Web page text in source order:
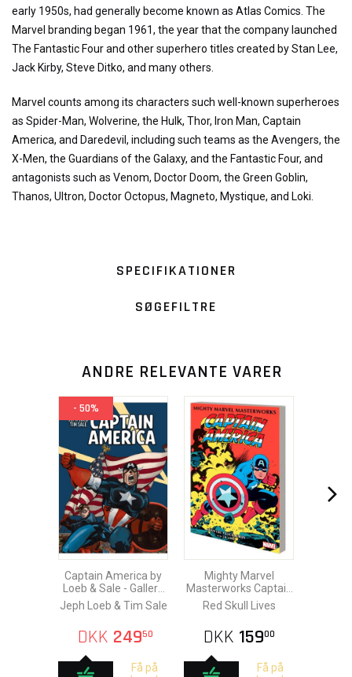
early 1950s, had generally become known as Atlas Comics. The
Marvel branding began 1961, the year that the company launched
The Fantastic Four and other superhero titles created by Stan Lee,
Jack Kirby, Steve Ditko, and many others.
Marvel counts among its characters such well-known superheroes
as Spider-Man, Wolverine, the Hulk, Thor, Iron Man, Captain
America, and Daredevil, including such teams as the Avengers, the
X-Men, the Guardians of the Galaxy, and the Fantastic Four, and
antagonists such as Venom, Doctor Doom, the Green Goblin,
Thanos, Ultron, Doctor Octopus, Magneto, Mystique, and Loki.
SPECIFIKATIONER
SØGEFILTRE
ANDRE RELEVANTE VARER
- 50%
Captain America by
Loeb & Sale - Gallery
Edition HC
Jeph Loeb & Tim Sale
DKK 24950
Få på
Mighty Marvel
Masterworks Captain
America vol. 2
Red Skull Lives
DKK 15900
Få på